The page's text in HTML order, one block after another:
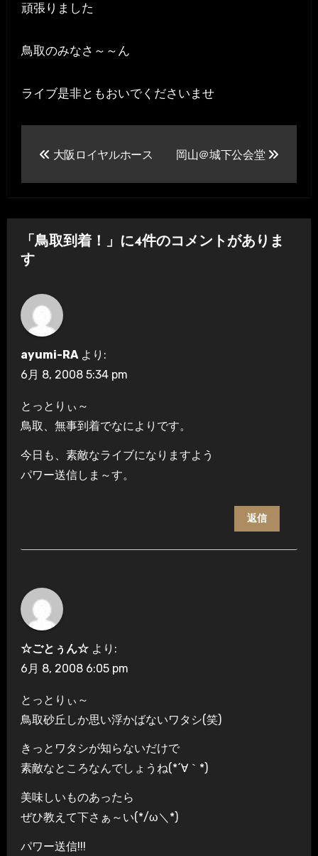
頑張りました
鳥取のみなさ～～ん
ライブ是非ともおいでくださいませ
ビ
ゲ
シ
ョ
ン
大阪ロイヤルホース 岡山＠城下公会堂
「鳥取到着！」に4件のコメントがありま
す
ayumi-RA より:
6月 8, 2008 5:34 pm
とっとりぃ～
鳥取、無事到着でなによりです。
今日も、素敵なライブになりますよう
パワー送信しま～す。
返信
☆ごとぅん☆ より:
6月 8, 2008 6:05 pm
とっとりぃ～
鳥取砂丘しか思い浮かばないワタシ(笑)
きっとワタシが知らないだけで
素敵なところなんでしょうね(*´∀｀*)
美味しいものあったら
ぜひ教えて下さぁ～い(*/ω＼*)
パワー送信!!!